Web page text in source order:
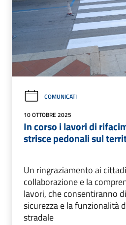
COMUNICATI
10 OTTOBRE 2025
In corso i lavori di
strisce pedonali sul
Un ringraziamento ai
collaborazione e la
lavori, che consentiranno
sicurezza e la funzionalità
stradale